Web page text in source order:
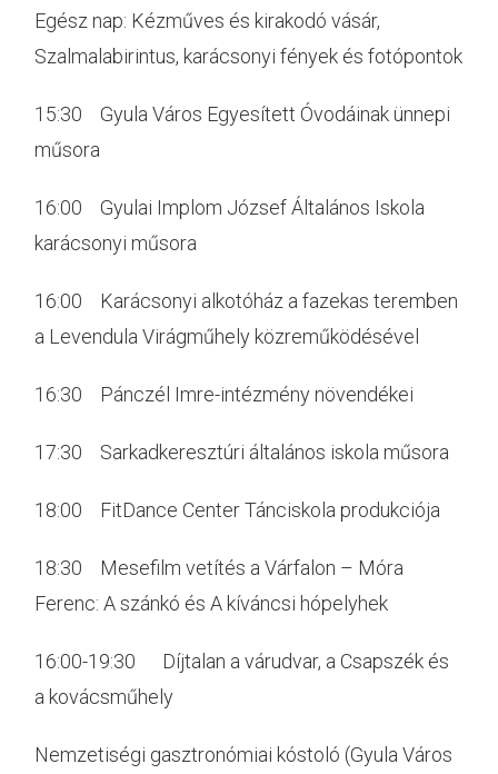
Egész nap: Kézműves és kirakodó vásár,
Szalmalabirintus, karácsonyi fények és fotópontok
15:30 Gyula Város Egyesített Óvodáinak ünnepi
műsora
16:00 Gyulai Implom József Általános Iskola
karácsonyi műsora
16:00 Karácsonyi alkotóház a fazekas teremben
a Levendula Virágműhely közreműködésével
16:30 Pánczél Imre-intézmény növendékei
17:30 Sarkadkeresztúri általános iskola műsora
18:00 FitDance Center Tánciskola produkciója
18:30 Mesefilm vetítés a Várfalon – Móra
Ferenc: A szánkó és A kíváncsi hópelyhek
16:00-19:30 Díjtalan a várudvar, a Csapszék és
a kovácsműhely
Nemzetiségi gasztronómiai kóstoló (Gyula Város